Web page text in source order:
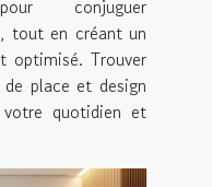
conjuguer
tout en créant un
optimisé. Trouver
place et design
quotidien et